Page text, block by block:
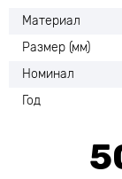
Материал
Размер (мм)
Номинал
Год